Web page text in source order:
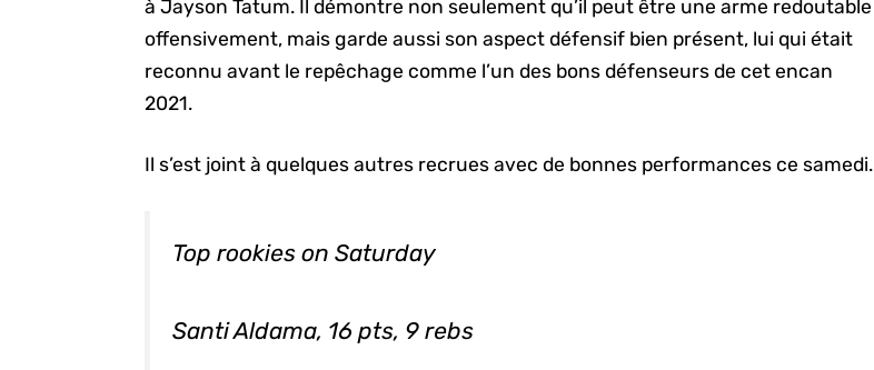
à Jayson Tatum. Il démontre non seulement qu’il peut être une arme redoutable
offensivement, mais garde aussi son aspect défensif bien présent, lui qui était
reconnu avant le repêchage comme l’un des bons défenseurs de cet encan
2021.
Il s’est joint à quelques autres recrues avec de bonnes performances ce samedi.
Top rookies on Saturday
Santi Aldama, 16 pts, 9 rebs